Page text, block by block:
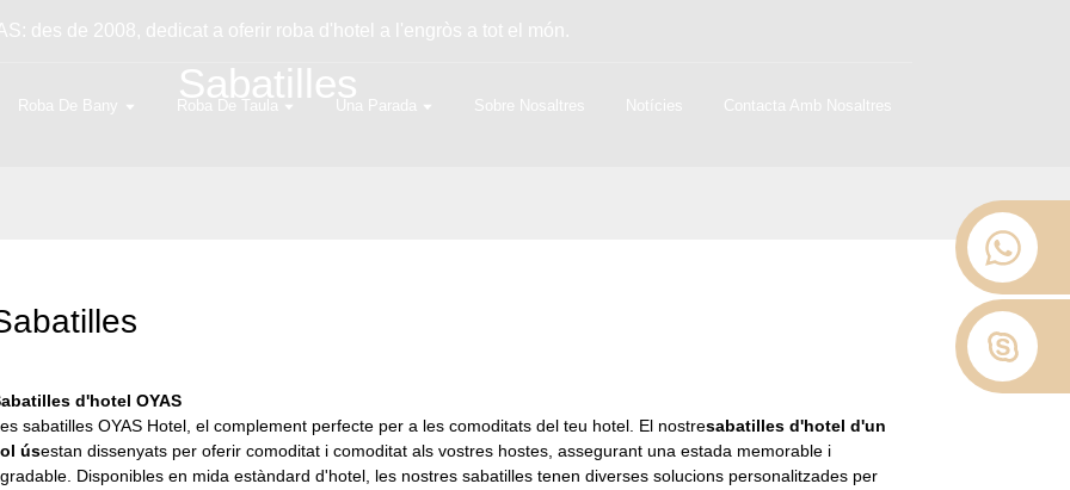
des de 2008, dedicat a oferir roba d'hotel a l'engròs a tot el món.
Roba De Bany Roba De Taula Una Parada Sobre Nosaltres Notícies Contacta Amb Nosaltres
Sabatilles
d'hotel OYAS
sabatilles OYAS Hotel, el complement perfecte per a les comoditats del teu hotel. El nostresabatilles d'hotel d'un
úsestan dissenyats per oferir comoditat i comoditat als vostres hostes, assegurant una estada memorable i
Disponibles en mida estàndard d'hotel, les nostres sabatilles tenen diverses solucions personalitzades per